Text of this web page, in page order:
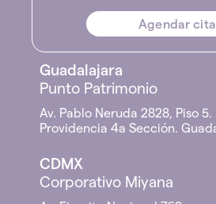
Agendar cita
Guadalajara
Punto Patrimonio
Av. Pablo Neruda 2828, Piso 5.
Providencia 4a Sección.
CDMX
Corporativo Miyana